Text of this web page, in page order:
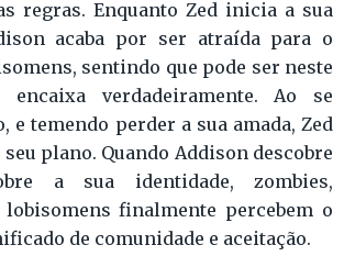
regras. Enquanto Zed inicia a sua
acaba por ser atraída para o
sentindo que pode ser neste
verdadeiramente. Ao se
e temendo perder a sua amada, Zed
plano. Quando Addison descobre
a sua identidade, zombies,
lobisomens finalmente percebem o
de comunidade e aceitação.